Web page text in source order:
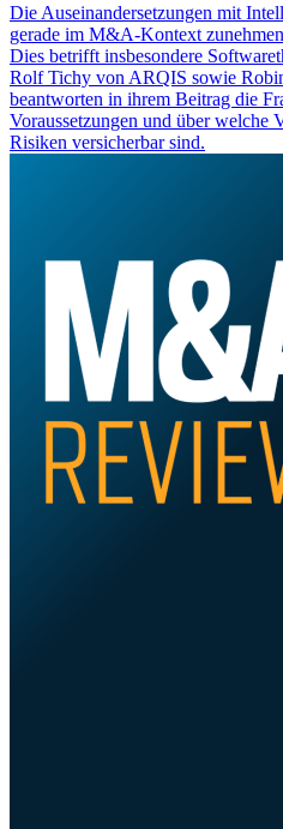
Die Auseinandersetzungen mit
gerade im M&A-Kontext
Dies betrifft insbesondere
Rolf Tichy von ARQIS sowie
beantworten in ihrem Beitrag die
Voraussetzungen und über welche
Risiken versicherbar sind.